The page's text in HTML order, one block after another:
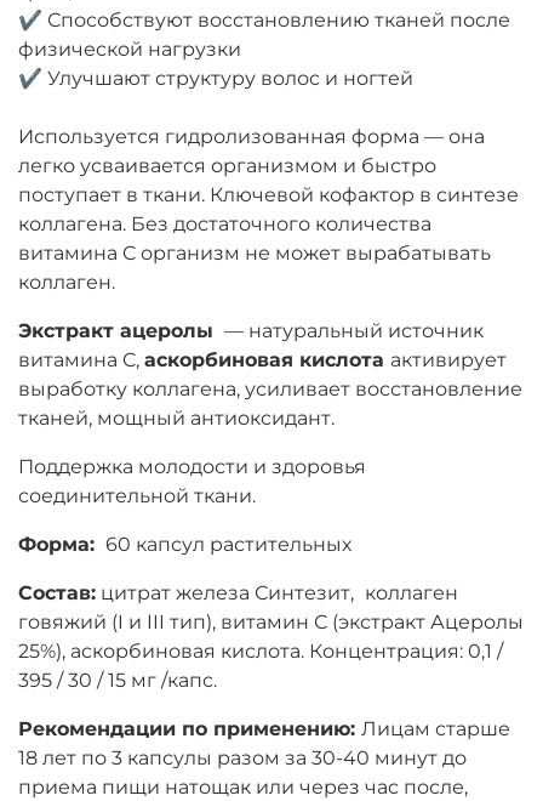
✔ Способствуют восстановлению тканей после
физической нагрузки
✔ Улучшают структуру волос и ногтей
Используется гидролизованная форма — она
легко усваивается организмом и быстро
поступает в ткани. Ключевой кофактор в синтезе
коллагена. Без достаточного количества
витамина C организм не может вырабатывать
коллаген.
Экстракт ацеролы — натуральный источник
витамина C, аскорбиновая кислота активирует
выработку коллагена, усиливает восстановление
тканей, мощный антиоксидант.
Поддержка молодости и здоровья
соединительной ткани.
Форма: 60 капсул растительных
Состав: цитрат железа Синтезит, коллаген
говяжий (I и III тип), витамин С (экстракт Ацеролы
25%), аскорбиновая кислота. Концентрация: 0,1 /
395 / 30 / 15 мг /капс.
Рекомендации по применению: Лицам старше
18 лет по 3 капсулы разом за 30-40 минут до
приема пищи натощак или через час после,